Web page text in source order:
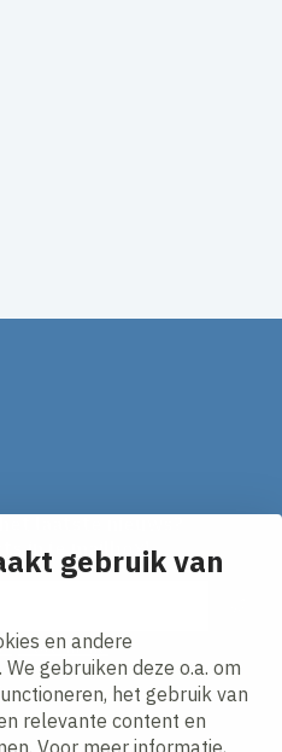
gebruik van
en andere
gebruiken deze o.a. om
het gebruik van
relevante content en
Voor meer informatie,
in je mailbox!
statement.